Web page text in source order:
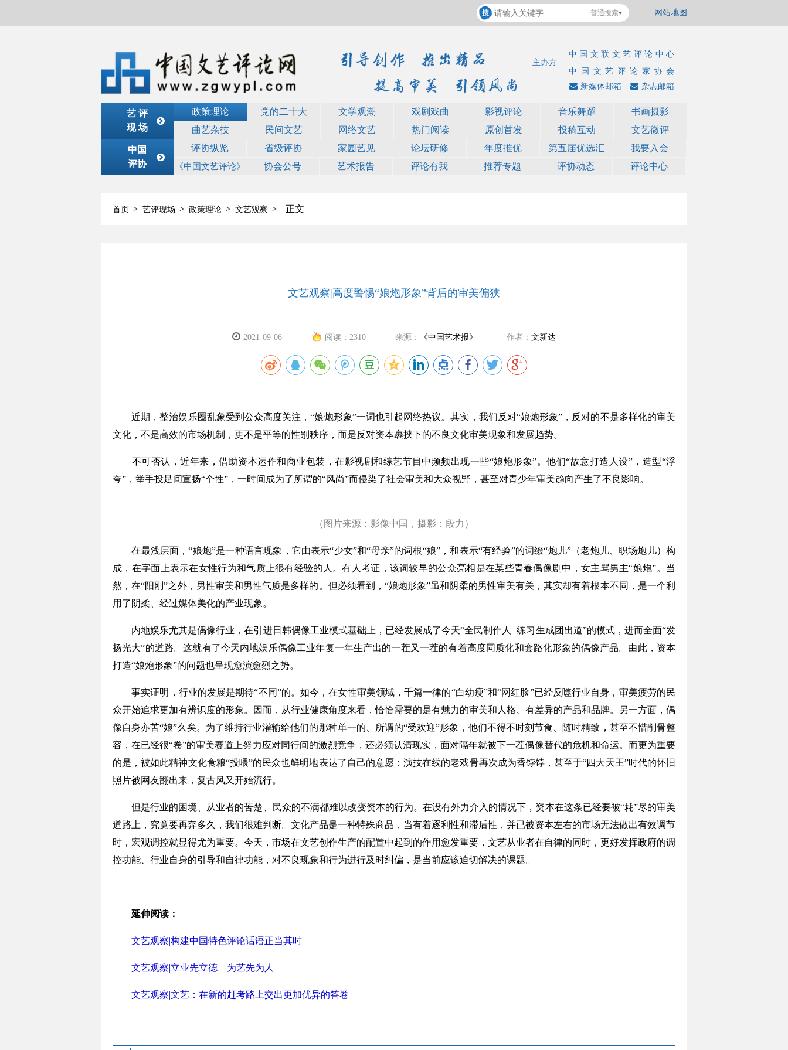
网站地图
普通搜索
中国文联文艺评论中心
中国文艺评论家协会
主办方
杂志邮箱
新媒体邮箱
艺 评
现 场
政策理论 党的二十大 文学观潮 戏剧戏曲 影视评论 音乐舞蹈
书画摄影
曲艺杂技
民间文艺 网络文艺 热门阅读 原创首发 投稿互动
文艺微评
中国
评协
评协纵览 省级评协 家园艺见 论坛研修 年度推优 第五届优选汇 我要入会
《中国文艺评论》 协会公号 艺术报告 评论有我 推荐专题 评协动态 评论中心
首页 > 艺评现场 > 政策理论 > 文艺观察 > 正文
文艺观察|高度警惕“娘炮形象”背后的审美偏狭
2021-09-06 阅读： 2310 来源： 《中国艺术报》 作者： 文新达
近期，整治娱乐圈乱象受到公众高度关注，“娘炮形象”一词也引起网络热议。其实，我们反对“娘炮形象”，反对的不是多样化的审美
文化，不是高效的市场机制，更不是平等的性别秩序，而是反对资本裹挟下的不良文化审美现象和发展趋势。
不可否认，近年来，借助资本运作和商业包装，在影视剧和综艺节目中频频出现一些“娘炮形象”。他们“故意打造人设”，造型“浮
夸”，举手投足间宣扬“个性”，一时间成为了所谓的“风尚”而侵染了社会审美和大众视野，甚至对青少年审美趋向产生了不良影响。
（图片来源：影像中国，摄影：段力）
在最浅层面，“娘炮”是一种语言现象，它由表示“少女”和“母亲”的词根“娘”，和表示“有经验”的词缀“炮儿”（老炮儿、职场炮儿）构
成，在字面上表示在女性行为和气质上很有经验的人。有人考证，该词较早的公众亮相是在某些青春偶像剧中，女主骂男主“娘炮”。当
然，在“阳刚”之外，男性审美和男性气质是多样的。但必须看到，“娘炮形象”虽和阴柔的男性审美有关，其实却有着根本不同，是一个利
用了阴柔、经过媒体美化的产业现象。
内地娱乐尤其是偶像行业，在引进日韩偶像工业模式基础上，已经发展成了今天“全民制作人+练习生成团出道”的模式，进而全面“发
扬光大”的道路。这就有了今天内地娱乐偶像工业年复一年生产出的一茬又一茬的有着高度同质化和套路化形象的偶像产品。由此，资本
打造“娘炮形象”的问题也呈现愈演愈烈之势。
事实证明，行业的发展是期待“不同”的。如今，在女性审美领域，千篇一律的“白幼瘦”和“网红脸”已经反噬行业自身，审美疲劳的民
众开始追求更加有辨识度的形象。因而，从行业健康角度来看，恰恰需要的是有魅力的审美和人格、有差异的产品和品牌。另一方面，偶
像自身亦苦“娘”久矣。为了维持行业灌输给他们的那种单一的、所谓的“受欢迎”形象，他们不得不时刻节食、随时精致，甚至不惜削骨整
容，在已经很“卷”的审美赛道上努力应对同行间的激烈竞争，还必须认清现实，面对隔年就被下一茬偶像替代的危机和命运。而更为重要
的是，被如此精神文化食粮“投喂”的民众也鲜明地表达了自己的意愿：演技在线的老戏骨再次成为香饽饽，甚至于“四大天王”时代的怀旧
照片被网友翻出来，复古风又开始流行。
但是行业的困境、从业者的苦楚、民众的不满都难以改变资本的行为。在没有外力介入的情况下，资本在这条已经要被“耗”尽的审美
道路上，究竟要再奔多久，我们很难判断。文化产品是一种特殊商品，当有着逐利性和滞后性，并已被资本左右的市场无法做出有效调节
时，宏观调控就显得尤为重要。今天，市场在文艺创作生产的配置中起到的作用愈发重要，文艺从业者在自律的同时，更好发挥政府的调
控功能、行业自身的引导和自律功能，对不良现象和行为进行及时纠偏，是当前应该迫切解决的课题。
延伸阅读：
文艺观察|构建中国特色评论话语正当其时
文艺观察|立业先立德 为艺先为人
文艺观察|文艺：在新的赶考路上交出更加优异的答卷